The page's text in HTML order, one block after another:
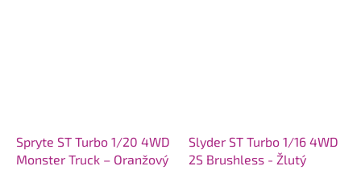
Spryte ST Turbo 1/20 4WD
Monster Truck – Oranžový
Slyder ST Turbo 1/16 4WD
2S Brushless - Žlutý